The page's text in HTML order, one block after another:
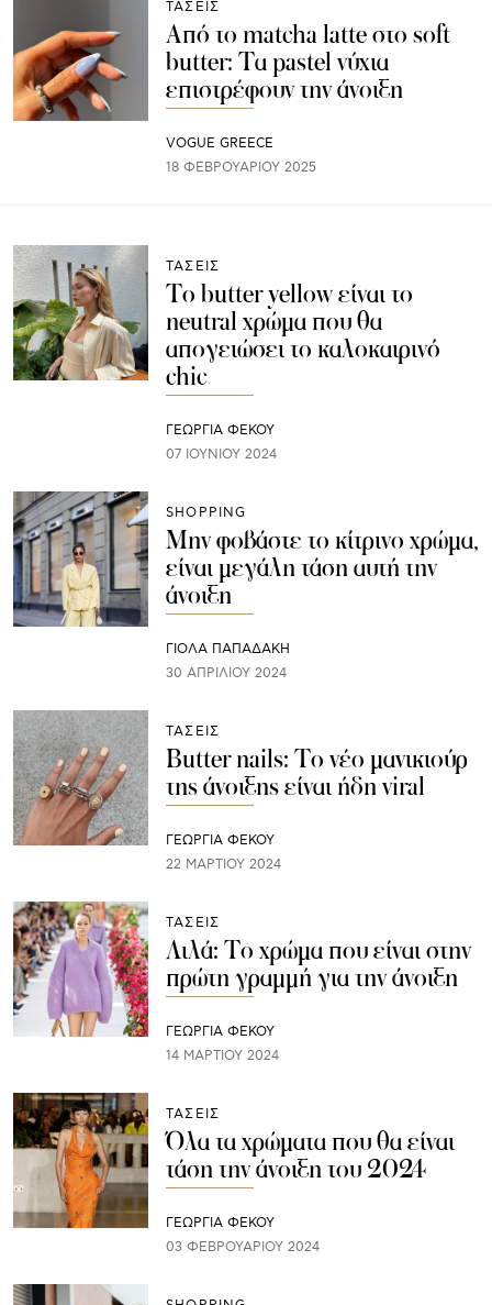
ΤΑΣΕΙΣ
Από το matcha latte στο soft
butter: Τα pastel νύχια
επιστρέφουν την άνοιξη
VOGUE GREECE
18 ΦΕΒΡΟΥΑΡΊΟΥ 2025
ΤΑΣΕΙΣ
Το butter yellow είναι το
neutral χρώμα που θα
απογειώσει το καλοκαιρινό
chic
ΓΕΩΡΓΙΑ ΦΕΚΟΥ
07 ΙΟΥΝΊΟΥ 2024
SHOPPING
Μην φοβάστε το κίτρινο χρώμα,
είναι μεγάλη τάση αυτή την
άνοιξη
ΓΙΌΛΑ ΠΑΠΑΔΆΚΗ
30 ΑΠΡΙΛΊΟΥ 2024
ΤΑΣΕΙΣ
Butter nails: Το νέο μανικιούρ
της άνοιξης είναι ήδη viral
ΓΕΩΡΓΙΑ ΦΕΚΟΥ
22 ΜΑΡΤΊΟΥ 2024
ΤΑΣΕΙΣ
Λιλά: Το χρώμα που είναι στην
πρώτη γραμμή για την άνοιξη
ΓΕΩΡΓΙΑ ΦΕΚΟΥ
14 ΜΑΡΤΊΟΥ 2024
ΤΑΣΕΙΣ
Όλα τα χρώματα που θα είναι
τάση την άνοιξη του 2024
ΓΕΩΡΓΙΑ ΦΕΚΟΥ
03 ΦΕΒΡΟΥΑΡΊΟΥ 2024